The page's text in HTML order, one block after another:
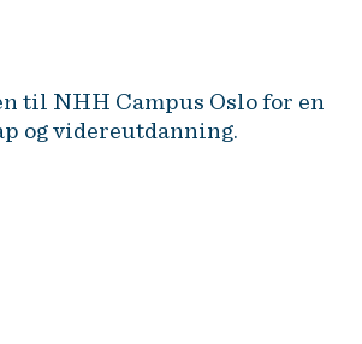
til NHH Campus Oslo for en
og videreutdanning.